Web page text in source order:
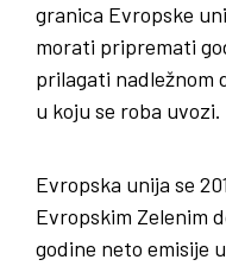
granica Evropske
morati pripremati
prilagati nadležnom
u koju se roba uvozi.
Evropska unija se
Evropskim Zelenim
godine neto emisije